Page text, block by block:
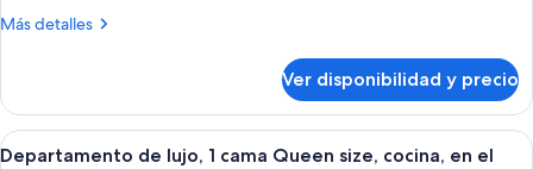
hidromasaje,
área
del
Más detalles
Más
de
lujo,
3
Ver disponibilidad y precio
Ver
Un dormitorio moderno con una
8
Departamento de lujo, 1 cama Queen size, cocina, en el